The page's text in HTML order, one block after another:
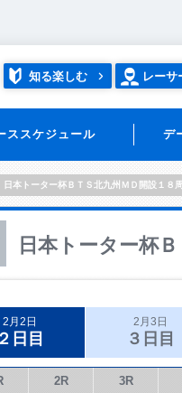
知る楽しむ レーサ
ススケジュール デ
日本トーター杯ＢＴＳ北九州ＭＤ開設１８
日本トーター杯
2月2日
２日目
2月3日
３日目
2R 3R